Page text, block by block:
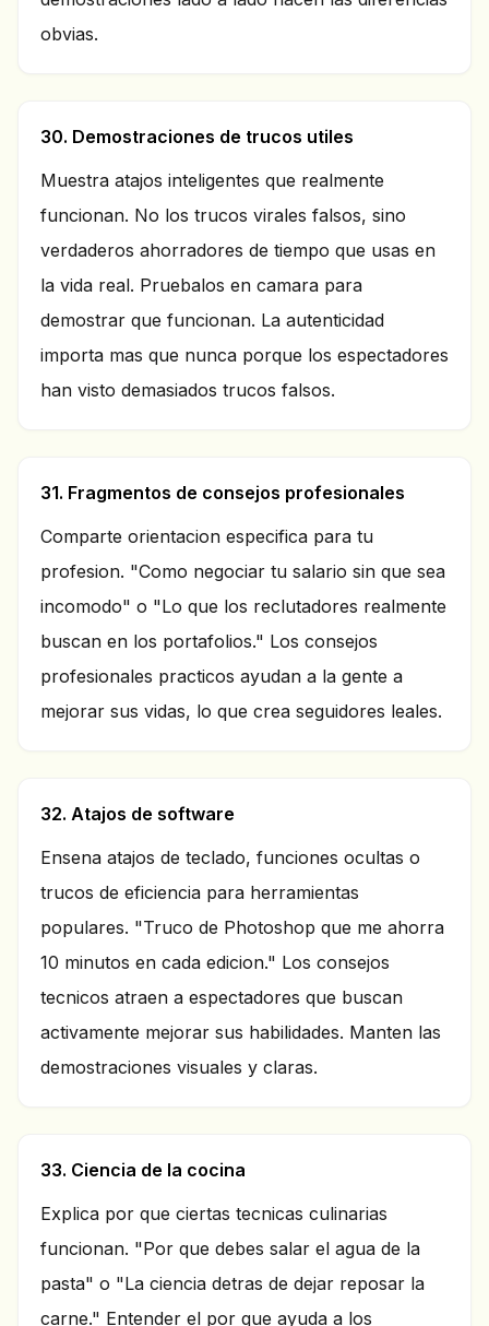
obvias.
30. Demostraciones de trucos utiles
Muestra atajos inteligentes que realmente
funcionan. No los trucos virales falsos, sino
verdaderos ahorradores de tiempo que usas en
la vida real. Pruebalos en camara para
demostrar que funcionan. La autenticidad
importa mas que nunca porque los espectadores
han visto demasiados trucos falsos.
31. Fragmentos de consejos profesionales
Comparte orientacion especifica para tu
profesion. "Como negociar tu salario sin que sea
incomodo" o "Lo que los reclutadores realmente
buscan en los portafolios." Los consejos
profesionales practicos ayudan a la gente a
mejorar sus vidas, lo que crea seguidores leales.
32. Atajos de software
Ensena atajos de teclado, funciones ocultas o
trucos de eficiencia para herramientas
populares. "Truco de Photoshop que me ahorra
10 minutos en cada edicion." Los consejos
tecnicos atraen a espectadores que buscan
activamente mejorar sus habilidades. Manten las
demostraciones visuales y claras.
33. Ciencia de la cocina
Explica por que ciertas tecnicas culinarias
funcionan. "Por que debes salar el agua de la
pasta" o "La ciencia detras de dejar reposar la
carne." Entender el por que ayuda a los